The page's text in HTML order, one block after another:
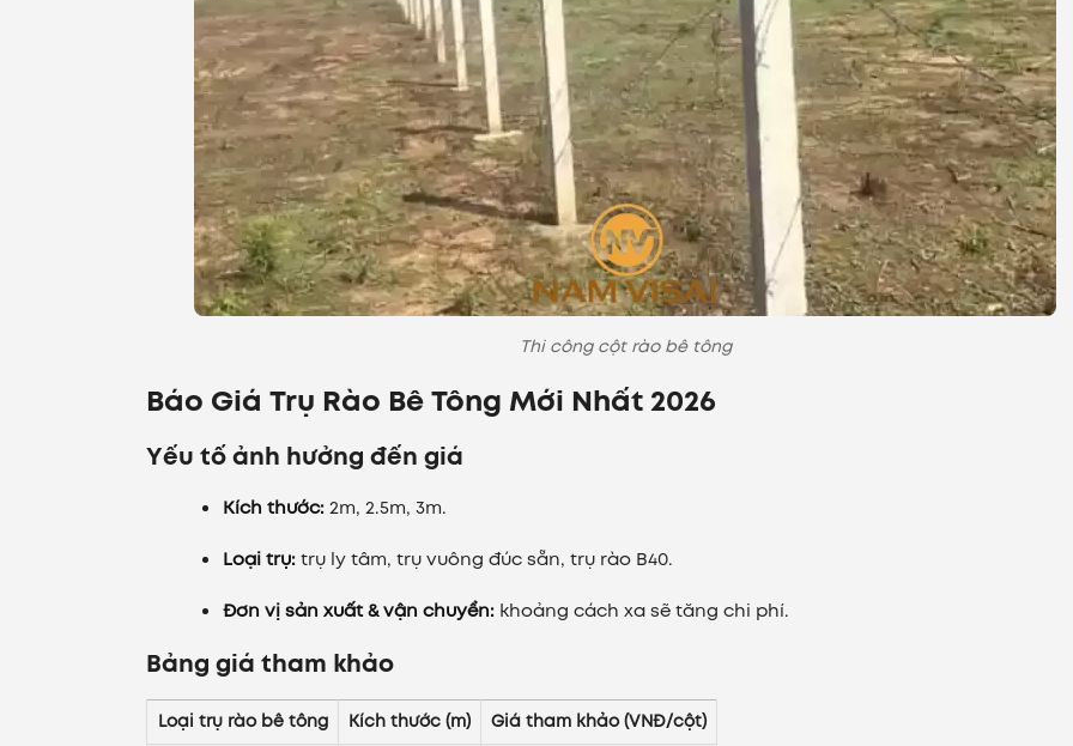
Thi công cột rào bê tông
Báo Giá Trụ Rào Bê Tông Mới Nhất 2026
Yếu tố ảnh hưởng đến giá
Kích thước:2m, 2.5m, 3m.
Loại trụ:trụ ly tâm, trụ vuông đúc sẵn, trụ rào B40.
Đơn vị sản xuất & vận chuyển: khoảng cách xa sẽ tăng chi phí.
Bảng giá tham khảo
Loại trụ rào bê tông Kích thước (m)
Giá tham khảo (VNĐ/cột)